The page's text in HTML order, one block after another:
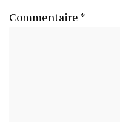
Commentaire *